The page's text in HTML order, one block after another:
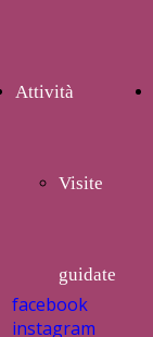
Attività
Visite
guidate
facebook
instagram